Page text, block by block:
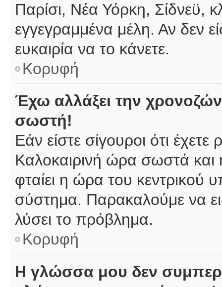
Παρίσι, Νέα Υόρκη, Σίδνεϋ,
εγγεγραμμένα μέλη. Αν δεν
ευκαιρία να το κάνετε.
Κορυφή
Έχω αλλάξει την
σωστή!
Εάν είστε σίγουροι ότι
Καλοκαιρινή ώρα σωστά και
φταίει η ώρα του κεντρικού
σύστημα. Παρακαλούμε να
λύσει το πρόβλημα.
Κορυφή
Η γλώσσα μου δεν